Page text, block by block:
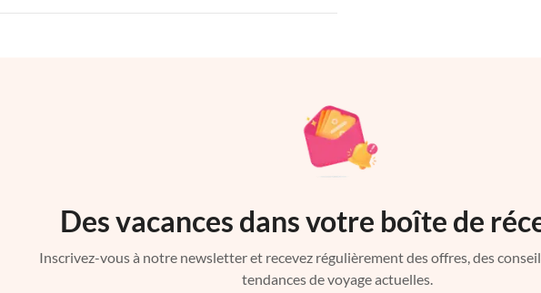
Des vacances dans votre boîte de
Inscrivez-vous à notre newsletter et recevez régulièrement des offres, des
tendances de voyage actuelles.